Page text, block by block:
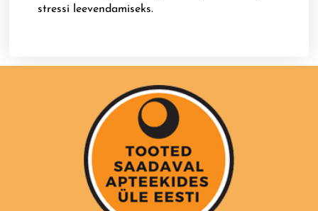
stressi leevendamiseks.